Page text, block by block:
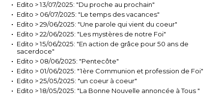
Edito > 13/07/2025: "Du proche au prochain"
Edito > 06/07/2025: "Le temps des vacances"
Edito > 29/06/2025: "Une parole qui vient du coeur"
Edito > 22/06/2025: "Les mystères de notre Foi"
Edito > 15/06/2025: "En action de grâce pour 50 ans de
sacerdoce"
Edito > 08/06/2025: "Pentecôte"
Edito > 01/06/2025: "1ère Communion et profession de Foi"
Edito > 25/05/2025: "un coeur à coeur"
Edito > 18/05/2025: "La Bonne Nouvelle annoncée à Tous "